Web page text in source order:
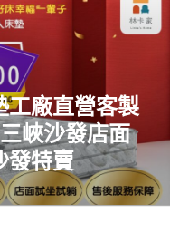
工廠直營客製
峽沙發店面
發特賣